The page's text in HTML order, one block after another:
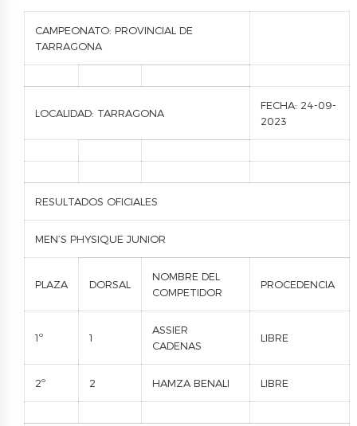
CAMPEONATO: PROVINCIAL DE
TARRAGONA
LOCALIDAD: TARRAGONA
FECHA: 24-09-
2023
RESULTADOS OFICIALES
MEN’S PHYSIQUE JUNIOR
PLAZA DORSAL
NOMBRE DEL
COMPETIDOR
PROCEDENCIA
1º 1
ASSIER
CADENAS
LIBRE
2º 2 HAMZA BENALI LIBRE